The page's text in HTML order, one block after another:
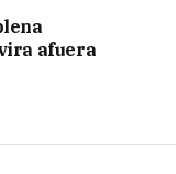
afuera